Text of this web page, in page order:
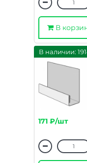
В
В наличии:
171 ₽/шт